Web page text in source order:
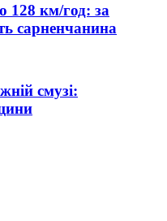
128 км/год: за
сарненчанина
смузі: